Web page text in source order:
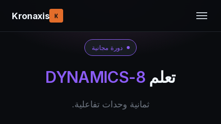
K
Kronaxis
دورة مجانية
تعلم DYNAMICS-8
ثمانية وحدات تفاعلية.